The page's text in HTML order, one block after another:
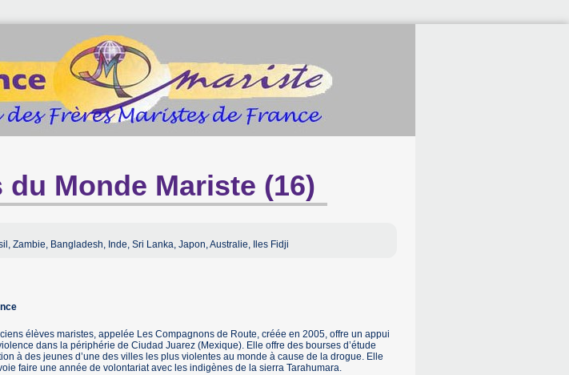
du Monde Mariste (16)
Zambie, Bangladesh, Inde, Sri Lanka, Japon, Australie, Iles Fidji
élèves maristes, appelée Les Compagnons de Route, créée en 2005, offre un appui
dans la périphérie de Ciudad Juarez (Mexique). Elle offre des bourses d’étude
à des jeunes d’une des villes les plus violentes au monde à cause de la drogue. Elle
faire une année de volontariat avec les indigènes de la sierra Tarahumara.